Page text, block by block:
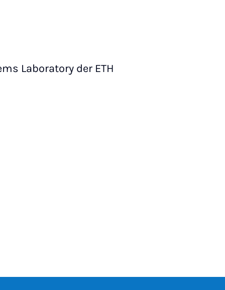
Laboratory der ETH